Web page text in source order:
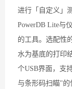
进行「自定义」
PowerDB Lite与
的工具。选配性
水为基底的打印
个USB界面，支
与条形码扫瞄"的